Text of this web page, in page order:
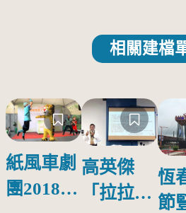
相關建檔
紙風車劇
團2018公
高英傑
「拉拉庫
恆
節